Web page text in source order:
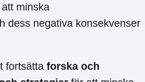
minska
dess negativa konsekvenser
fortsätta forska och